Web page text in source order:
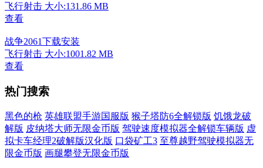
飞行射击 大小:131.86 MB
查看
战争2061下载安装
飞行射击 大小:1001.82 MB
查看
热门搜索
黑色的枪 英雄联盟手游国服版 猴子塔防6全解锁版 饥饿龙破
解版 皮纳塔大师无限金币版 驾驶速度模拟器全解锁车辆版 虚
拟卡车经理2破解版汉化版 口袋矿工3 至尊越野驾驶模拟器无
限金币版 画腿攀登无限金币版